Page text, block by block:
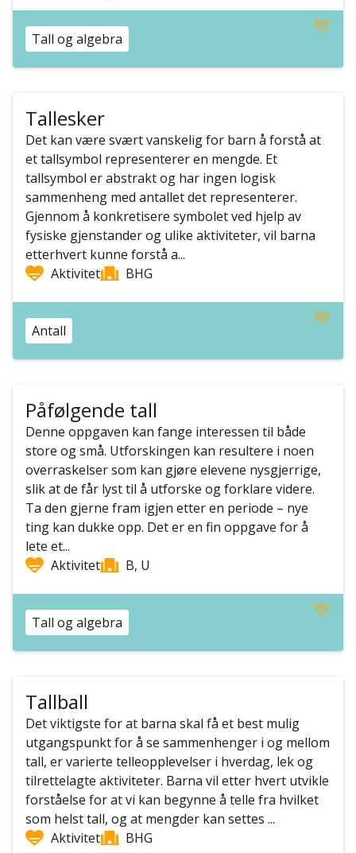
Tall og algebra
Tallesker
Det kan være svært vanskelig for barn å forstå at
et tallsymbol representerer en mengde. Et
tallsymbol er abstrakt og har ingen logisk
sammenheng med antallet det representerer.
Gjennom å konkretisere symbolet ved hjelp av
fysiske gjenstander og ulike aktiviteter, vil barna
etterhvert kunne forstå a...
Aktivitet
BHG
Antall
Påfølgende tall
Denne oppgaven kan fange interessen til både
store og små. Utforskingen kan resultere i noen
overraskelser som kan gjøre elevene nysgjerrige,
slik at de får lyst til å utforske og forklare videre.
Ta den gjerne fram igjen etter en periode – nye
ting kan dukke opp. Det er en fin oppgave for å
lete et...
Aktivitet
B, U
Tall og algebra
Tallball
Det viktigste for at barna skal få et best mulig
utgangspunkt for å se sammenhenger i og mellom
tall, er varierte telleopplevelser i hverdag, lek og
tilrettelagte aktiviteter. Barna vil etter hvert utvikle
forståelse for at vi kan begynne å telle fra hvilket
som helst tall, og at mengder kan settes ...
Aktivitet
BHG